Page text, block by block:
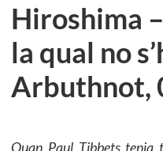
Hiroshima
la qual no
Arbuthnot,
Quan Paul Tibbets